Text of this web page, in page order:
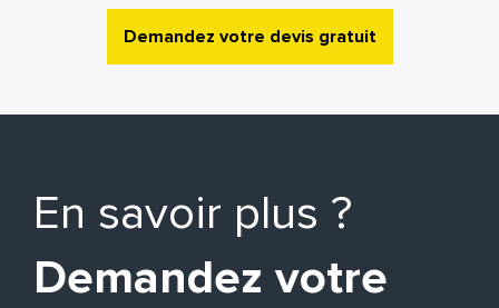
Demandez votre devis gratuit
En savoir plus ?
Demandez votre